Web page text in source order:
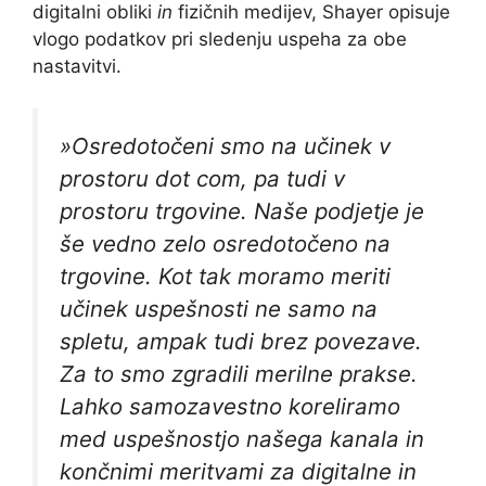
digitalni obliki in fizičnih medijev, Shayer opisuje
vlogo podatkov pri sledenju uspeha za obe
nastavitvi.
»Osredotočeni smo na učinek v
prostoru dot com, pa tudi v
prostoru trgovine. Naše podjetje je
še vedno zelo osredotočeno na
trgovine. Kot tak moramo meriti
učinek uspešnosti ne samo na
spletu, ampak tudi brez povezave.
Za to smo zgradili merilne prakse.
Lahko samozavestno koreliramo
med uspešnostjo našega kanala in
končnimi meritvami za digitalne in